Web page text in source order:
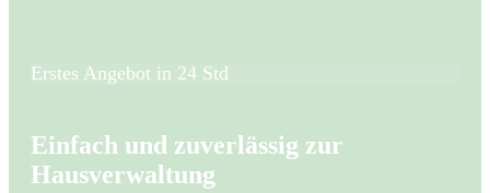
Erstes Angebot in 24 Std
Einfach und zuverlässig zur
Hausverwaltung